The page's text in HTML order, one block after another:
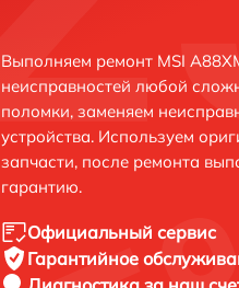
Выполняем ремонт MSI
неисправностей любой
поломки, заменяем
устройства. Используем
запчасти, после ремонта
гарантию.
Официальный сервис
Гарантийное